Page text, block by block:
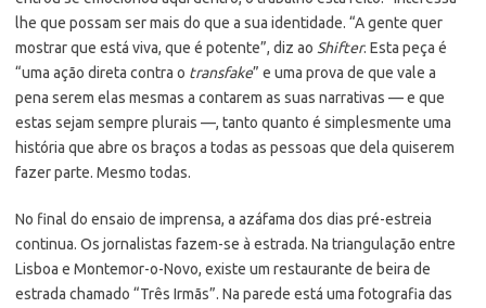
lhe que possam ser mais do que a sua identidade. “A gente quer
mostrar que está viva, que é potente”, diz ao Shifter. Esta peça é
“uma ação direta contra o transfake” e uma prova de que vale a
pena serem elas mesmas a contarem as suas narrativas — e que
estas sejam sempre plurais —, tanto quanto é simplesmente uma
história que abre os braços a todas as pessoas que dela quiserem
fazer parte. Mesmo todas.
No final do ensaio de imprensa, a azáfama dos dias pré-estreia
continua. Os jornalistas fazem-se à estrada. Na triangulação entre
Lisboa e Montemor-o-Novo, existe um restaurante de beira de
estrada chamado “Três Irmãs”. Na parede está uma fotografia das